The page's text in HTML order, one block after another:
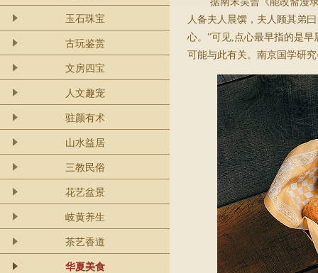
玉石珠宝
古玩鉴赏
文房四宝
人文趣宠
驻颜有术
山水益居
三教民俗
花艺盆景
岐黄养生
茶艺香道
华夏美食
人备夫人晨馔，夫人顾其弟
心。”可见, 点心最早指的是早
可能与此有关。 南京国学研